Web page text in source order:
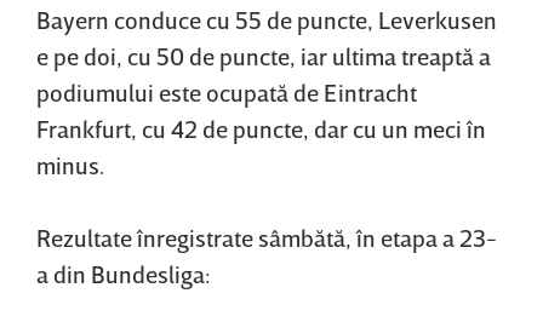
Bayern conduce cu 55 de puncte, Leverkusen
e pe doi, cu 50 de puncte, iar ultima treaptă a
podiumului este ocupată de Eintracht
Frankfurt, cu 42 de puncte, dar cu un meci în
minus.
Rezultate înregistrate sâmbătă, în etapa a 23-
a din Bundesliga: